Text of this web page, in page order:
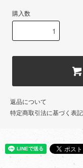
購入数
返品について
特定商取引法に基づく表記